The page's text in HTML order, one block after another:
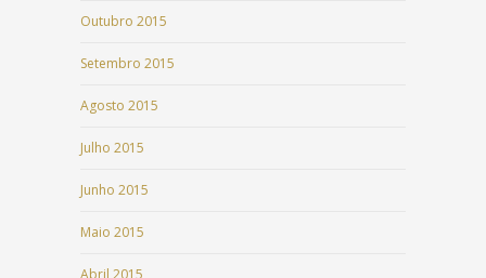
Outubro 2015
Setembro 2015
Agosto 2015
Julho 2015
Junho 2015
Maio 2015
Abril 2015